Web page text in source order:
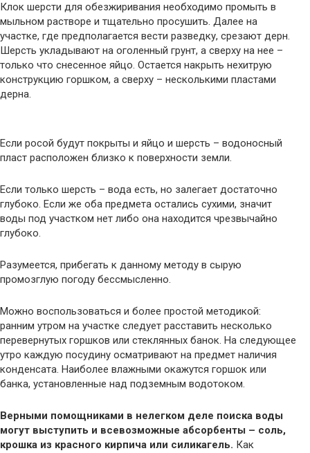
Клок шерсти для обезжиривания необходимо промыть в
мыльном растворе и тщательно просушить. Далее на
участке, где предполагается вести разведку, срезают дерн.
Шерсть укладывают на оголенный грунт, а сверху на нее –
только что снесенное яйцо. Остается накрыть нехитрую
конструкцию горшком, а сверху – несколькими пластами
дерна.
Если росой будут покрыты и яйцо и шерсть – водоносный
пласт расположен близко к поверхности земли.
Если только шерсть – вода есть, но залегает достаточно
глубоко. Если же оба предмета остались сухими, значит
воды под участком нет либо она находится чрезвычайно
глубоко.
Разумеется, прибегать к данному методу в сырую
промозглую погоду бессмысленно.
Можно воспользоваться и более простой методикой:
ранним утром на участке следует расставить несколько
перевернутых горшков или стеклянных банок. На следующее
утро каждую посудину осматривают на предмет наличия
конденсата. Наиболее влажными окажутся горшок или
банка, установленные над подземным водотоком.
Верными помощниками в нелегком деле поиска воды
могут выступить и всевозможные абсорбенты – соль,
крошка из красного кирпича или силикагель. Как